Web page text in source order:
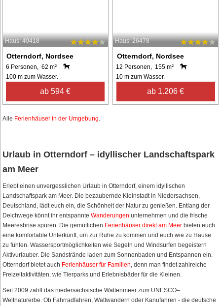
Haus: 40418
Otterndorf, Nordsee
6 Personen, 62 m²
100 m zum Wasser.
ab 594 €
Haus: 26478
Otterndorf, Nordsee
12 Personen, 155 m²
10 m zum Wasser.
ab 1.206 €
Alle Ferienhäuser in der Umgebung.
Urlaub in Otterndorf – idyllischer Landschaftspark
am Meer
Erlebt einen unvergesslichen Urlaub in Otterndorf, einem idyllischen
Landschaftspark am Meer. Die bezaubernde Kleinstadt in Niedersachsen,
Deutschland, lädt euch ein, die Schönheit der Natur zu genießen. Entlang der
Deichwege könnt ihr entspannte Wanderungen unternehmen und die frische
Meeresbrise spüren. Die gemütlichen Ferienhäuser direkt am Meer bieten euch
eine komfortable Unterkunft, um zur Ruhe zu kommen und euch wie zu Hause
zu fühlen. Wassersportmöglichkeiten wie Segeln und Windsurfen begeistern
Aktivurlauber. Die Sandstrände laden zum Sonnenbaden und Entspannen ein.
Otterndorf bietet auch Ferienhäuser für Familien, denn man findet zahlreiche
Freizeitaktivitäten, wie Tierparks und Erlebnisbäder für die Kleinen.
Seit 2009 zählt das niedersächsische Wattenmeer zum UNESCO–
Weltnaturerbe. Ob Fahrradfahren, Wattwandern oder Kanufahren - die deutsche